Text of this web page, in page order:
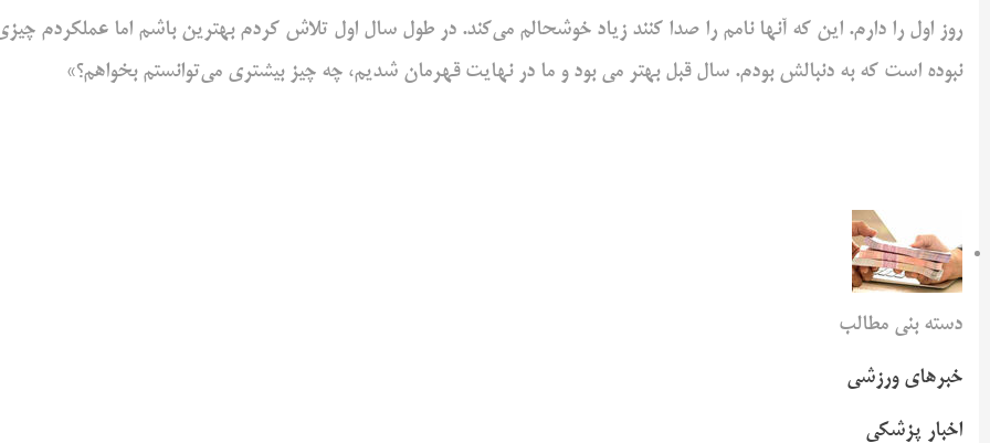
روز اول را دارم. این که آنها نامم را صدا کنند زیاد خوشحالم می‌کند. در طول سال اول تلاش کردم بهترین باشم اما عملکردم
نبوده است که به دنبالش بودم. سال قبل بهتر می بود و ما در نهایت قهرمان شدیم، چه چیز بیشتری می‌توانستم بخواهم؟»
دسته بنی مطالب
خبرهای ورزشی
اخبار پزشکی